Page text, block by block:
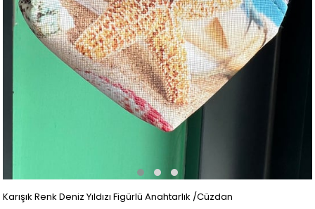
Karışık Renk Deniz Yıldızı Figürlü Anahtarlık /Cüzdan